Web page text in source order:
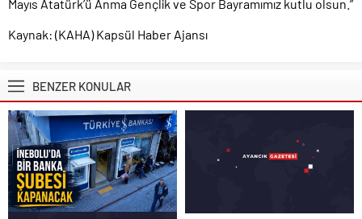
Mayıs Atatürk’ü Anma Gençlik ve Spor Bayramımız kutlu olsun.”
Kaynak: (KAHA) Kapsül Haber Ajansı
BENZER KONULAR